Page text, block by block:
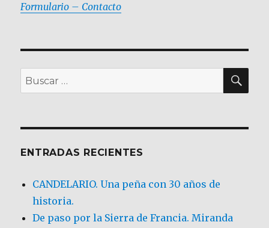
Formulario – Contacto
Buscar
por:
ENTRADAS RECIENTES
CANDELARIO. Una peña con 30 años de
historia.
De paso por la Sierra de Francia. Miranda